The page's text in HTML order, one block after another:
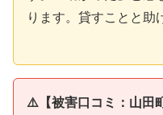
ります。貸すことと助
⚠️【被害口コミ：山田